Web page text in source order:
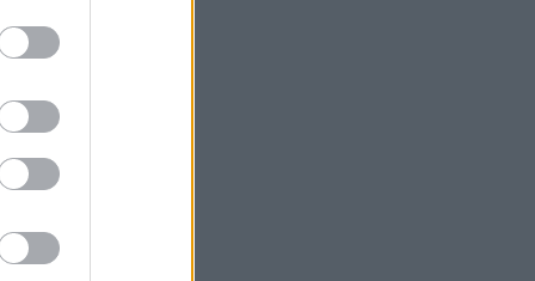
Ιταλία: Όλες οι πόλεις στο υψηλότερο
Ρωσία: Πυρκαγιά σε διυλιστήριο
Κρασνοντάρ ύστερα από ουκρανική
επίθεση με drones
Κορυφώνεται η έξοδος του Αυγούστου
Τουρνάς: Το ΠΣ αντιμετώπισε